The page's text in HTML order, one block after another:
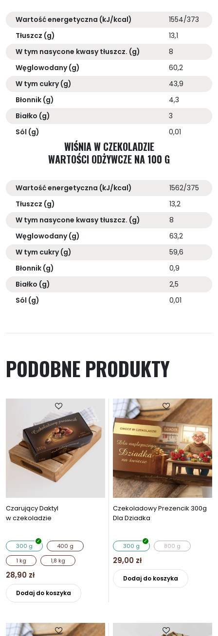
Wartość energetyczna (kJ/kcal)
1554/373
Tłuszcz (g)
13,1
W tym nasycone kwasy tłuszcz. (g)
8
Węglowodany (g)
60,2
W tym cukry (g)
43,9
Błonnik (g)
4,3
Białko (g)
3
Sól (g)
0,01
WIŚNIA W CZEKOLADZIE
WARTOŚCI ODŻYWCZE NA 100 G
Wartość energetyczna (kJ/kcal)
1562/375
Tłuszcz (g)
13,2
W tym nasycone kwasy tłuszcz. (g)
8
Węglowodany (g)
63,2
W tym cukry (g)
59,6
Błonnik (g)
0,9
Białko (g)
2,5
Sól (g)
0,01
PODOBNE PRODUKTY
Czarujący Daktyl
w czekoladzie
300 g
400 g
1 kg
1,8 kg
28,90 zł
Dodaj do koszyka
wiele
wariantów.
Czekoladowy Prezencik 300g
Dla Dziadka
300 g 800 g
29,00 zł
Dodaj do koszyka